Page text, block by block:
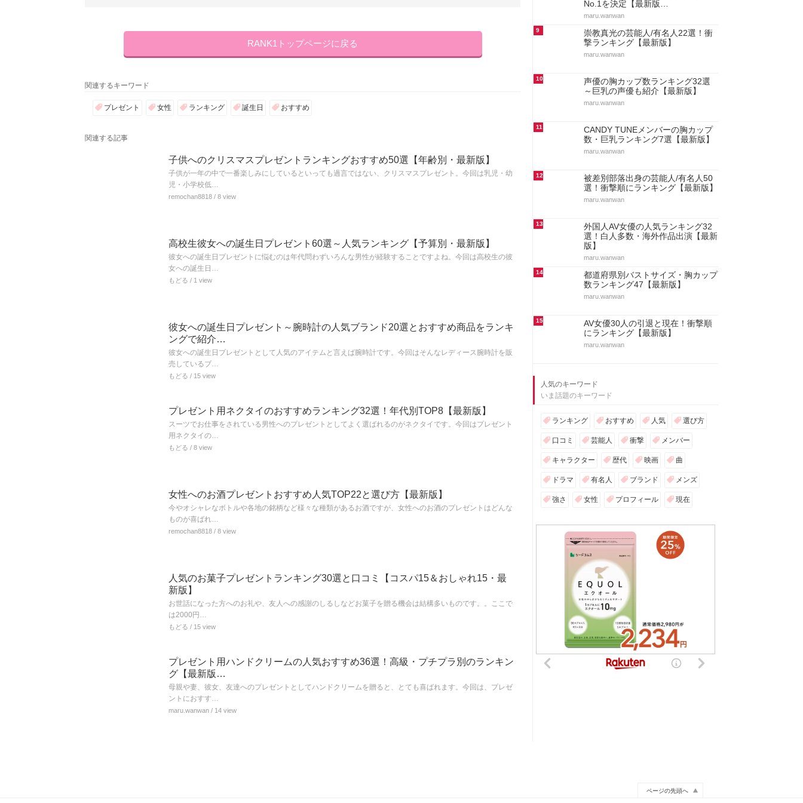
RANK1トップページに戻る
関連するキーワード
プレゼント 女性 ランキング 誕生日 おすすめ
関連する記事
子供へのクリスマスプレゼントランキングおすすめ50選【年齢別・最新版】
子供が一年の中で一番楽しみにしているといっても過言ではない、クリスマスプレゼント。今回は乳児・幼
児・小学校低…
remochan8818 / 8 view
高校生彼女への誕生日プレゼント60選～人気ランキング【予算別・最新版】
彼女への誕生日プレゼントに悩むのは年代問わずいろんな男性が経験することですよね。今回は高校生の彼
女への誕生日…
もどる / 1 view
彼女への誕生日プレゼント～腕時計の人気ブランド20選とおすすめ商品をランキ
ングで紹介…
彼女への誕生日プレゼントとして人気のアイテムと言えば腕時計です。今回はそんなレディース腕時計を販
売しているブ…
もどる / 15 view
プレゼント用ネクタイのおすすめランキング32選！年代別TOP8【最新版】
スーツでお仕事をされている男性へのプレゼントとしてよく選ばれるのがネクタイです。今回はプレゼント
用ネクタイの…
もどる / 8 view
女性へのお酒プレゼントおすすめ人気TOP22と選び方【最新版】
今やオシャレなボトルや各地の銘柄など様々な種類があるお酒ですが、女性へのお酒のプレゼントはどんな
ものが喜ばれ…
remochan8818 / 8 view
人気のお菓子プレゼントランキング30選と口コミ【コスパ15＆おしゃれ15・最
新版】
お世話になった方へのお礼や、友人への感謝のしるしなどお菓子を贈る機会は結構多いものです。。ここで
は2000円…
もどる / 15 view
プレゼント用ハンドクリームの人気おすすめ36選！高級・プチプラ別のランキン
グ【最新版…
母親や妻、彼女、友達へのプレゼントとしてハンドクリームを贈ると、とても喜ばれます。今回は、プレゼ
ントにおすす…
maru.wanwan / 14 view
No.1を決定【最新版…
maru.wanwan
9
崇教真光の芸能人/有名人22選！衝
撃ランキング【最新版】
maru.wanwan
10
声優の胸カップ数ランキング32選
～巨乳の声優も紹介【最新版】
maru.wanwan
11
CANDY TUNEメンバーの胸カップ
数・巨乳ランキング7選【最新版】
maru.wanwan
12
被差別部落出身の芸能人/有名人50
選！衝撃順にランキング【最新版】
maru.wanwan
13
外国人AV女優の人気ランキング32
選！白人多数・海外作品出演【最新
版】
maru.wanwan
14
都道府県別バストサイズ・胸カップ
数ランキング47【最新版】
maru.wanwan
15
AV女優30人の引退と現在！衝撃順
にランキング【最新版】
maru.wanwan
人気のキーワード
いま話題のキーワード
ランキング おすすめ 人気 選び方
口コミ 芸能人 衝撃 メンバー
キャラクター 歴代 映画 曲
ドラマ 有名人 ブランド メンズ
強さ 女性 プロフィール 現在
ページの先頭へ